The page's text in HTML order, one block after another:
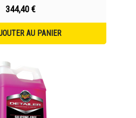
344,40 €
AU PANIER